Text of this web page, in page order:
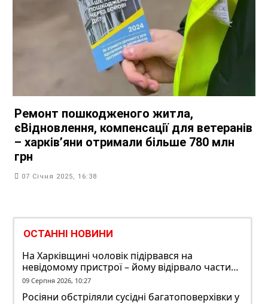
Ремонт пошкодженого житла,
єВідновлення, компенсації для ветеранів
– харків’яни отримали більше 780 млн
грн
07 Січня 2025, 16:38
ОСТАННІ НОВИНИ
На Харківщині чоловік підірвався на
невідомому пристрої – йому відірвало частину
руки
09 Серпня 2026, 10:27
Росіяни обстріляли сусідні багатоповерхівки у